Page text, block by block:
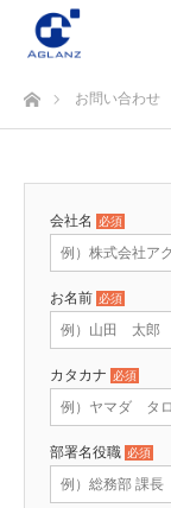
ホームお問い合わせ
会社名 必須
お名前 必須
カタカナ 必須
部署名役職 必須